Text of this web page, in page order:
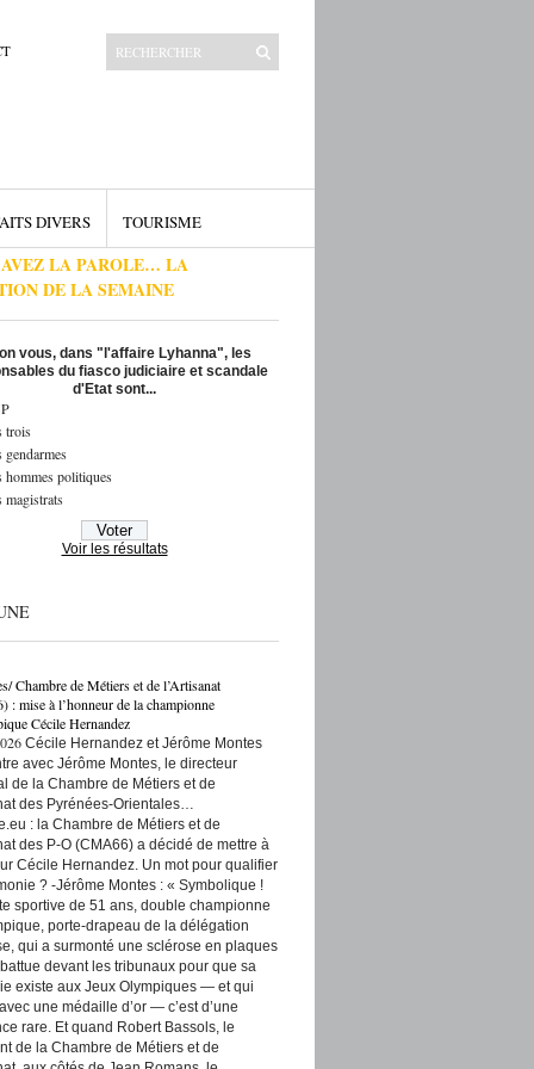
DIVERS TOURISME
AVEZ LA PAROLE… LA
DE LA SEMAINE
vous, dans "l'affaire Lyhanna", les
du fiasco judiciaire et scandale
d'Etat sont...
trois
gendarmes
hommes politiques
magistrats
Voir les résultats
Chambre de Métiers et de l’Artisanat
: mise à l’honneur de la championne
Cécile Hernandez
Cécile Hernandez et Jérôme Montes
avec Jérôme Montes, le directeur
de la Chambre de Métiers et de
des Pyrénées-Orientales…
: la Chambre de Métiers et de
des P-O (CMA66) a décidé de mettre à
Cécile Hernandez. Un mot pour qualifier
? -Jérôme Montes : « Symbolique !
sportive de 51 ans, double championne
porte-drapeau de la délégation
qui a surmonté une sclérose en plaques
battue devant les tribunaux pour que sa
existe aux Jeux Olympiques — et qui
une médaille d’or — c’est d’une
rare. Et quand Robert Bassols, le
de la Chambre de Métiers et de